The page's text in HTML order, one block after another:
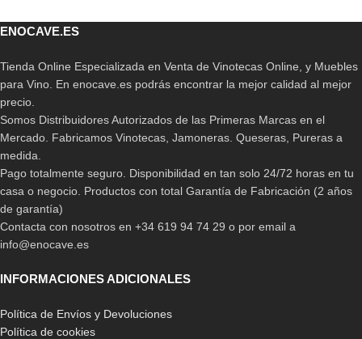
ENOCAVE.ES
Tienda Online Especializada en Venta de Vinotecas Online, y Muebles
para Vino. En enocave.es podrás encontrar la mejor calidad al mejor
precio.
Somos Distribuidores Autorizados de las Primeras Marcas en el
Mercado. Fabricamos Vinotecas, Jamoneras. Queseras, Pureras a
medida.
Pago totalmente seguro. Disponibilidad en tan solo 24/72 horas en tu
casa o negocio. Productos con total Garantía de Fabricación (2 años
de garantía)
Contacta con nosotros en +34 619 94 74 29 o por email a
info@enocave.es
INFORMACIONES ADICIONALES
Política de Envíos y Devoluciones
Política de cookies